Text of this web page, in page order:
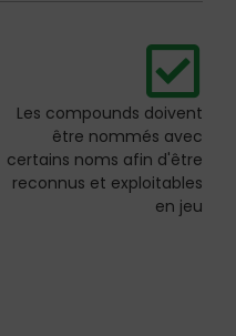
Les compounds doivent
être nommés avec
certains noms afin d'être
reconnus et exploitables
en jeu